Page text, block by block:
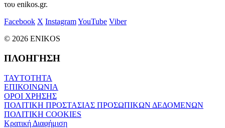
του enikos.gr.
Facebook X InstagramYouTube Viber
© 2026 ENIKOS
ΠΛΟΗΓΗΣΗ
ΤΑΥΤΟΤΗΤΑ
ΕΠΙΚΟΙΝΩΝΙΑ
ΟΡΟΙ ΧΡΗΣΗΣ
ΠΟΛΙΤΙΚΗ ΠΡΟΣΤΑΣΙΑΣ ΠΡΟΣΩΠΙΚΩΝ ΔΕΔΟΜΕΝΩΝ
ΠΟΛΙΤΙΚΗ COOKIES
Κρατική Διαφήμιση